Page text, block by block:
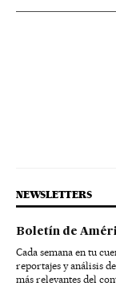
NEWSLETTERS
Boletín de
Cada semana en tu
reportajes y análisis
más relevantes del